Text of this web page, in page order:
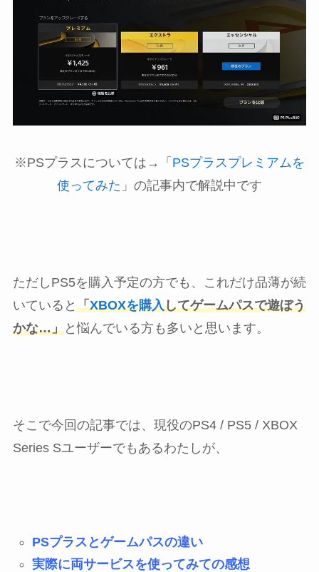
※PSプラスについては→「 PSプラスプレミアムを
使ってみた 」の記事内で解説中です
ただしPS5を購入予定の方でも、これだけ品薄が続
いていると 「XBOXを購入してゲームパスで遊ぼう
かな…」と悩んでいる方も多いと思います。
そこで今回の記事では、現役のPS4 / PS5 / XBOX
Series Sユーザーでもあるわたしが、
PSプラスとゲームパスの違い
実際に両サービスを使ってみての感想